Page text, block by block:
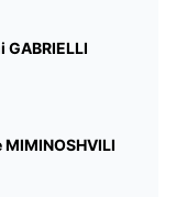
GABRIELLI